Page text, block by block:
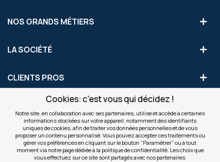
Cookies: c'est vous qui décidez !
Notre site, en collaboration avec ses partenaires, utilise et accède à certaines
informations stockées sur votre appareil, notamment des identifiants
uniques de cookies, afin de traiter vos données personnelles et de vous
proposer un contenu personnalisé. Vous pouvez accepter ces traitements ou
gérer vos préférences en cliquant sur le bouton "Paramétrer" ou à tout
moment via notre page dédiée à la politique de confidentialité. Les choix que
vous effectuez sur ce site sont partagés avec nos partenaires.
NOS GRANDS MÉTIERS
LA SOCIÉTÉ
CLIENTS PROS
S'INSCRIRE AUX OFFRES COMMERCIALES
Inscription
notre
newsletter
Valider